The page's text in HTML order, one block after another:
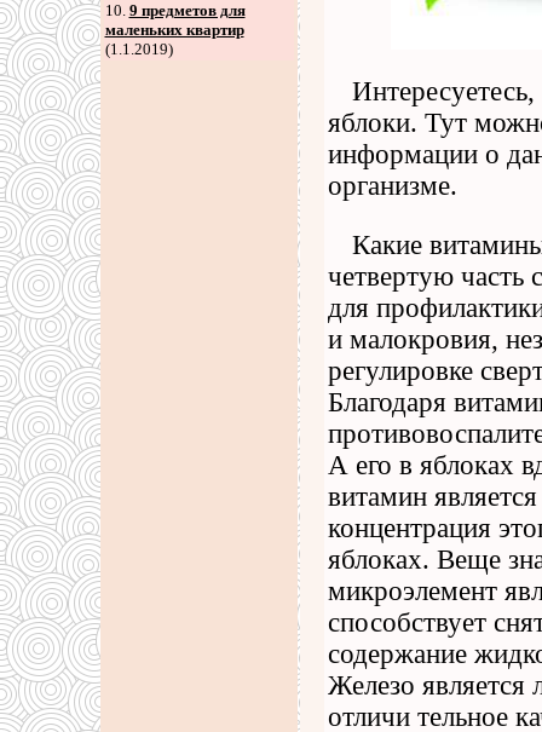
10. 9 предметов для
маленьких квартир
(1.1.2019)
яблоки. Тут
информации о
организме.
Какие
четвертую часть
для
и малокровия,
регулировке
Благодаря
А его в яблоках
витамин
концентрация
яблоках. Веще
микроэлемент
способствует
содержание
Железо
отличи тельное